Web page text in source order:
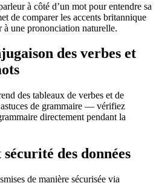
à côté d’un mot pour entendre sa
de comparer les accents britannique
à une prononciation naturelle.
des verbes et
des tableaux de verbes et de
de grammaire — vérifiez
directement pendant la
des données
de manière sécurisée via